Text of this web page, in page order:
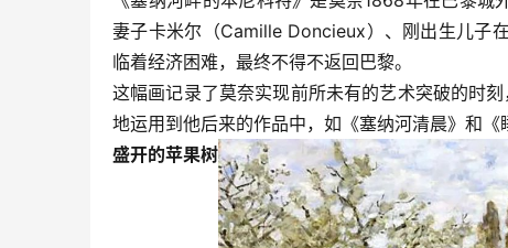
妻子卡米尔（Camille Doncieux）、刚出生儿子
临着经济困难，最终不得不返回巴黎。
这幅画记录了莫奈实现前所未有的艺术突破的时
地运用到他后来的作品中，如《塞纳河清晨》和《
盛开的苹果树